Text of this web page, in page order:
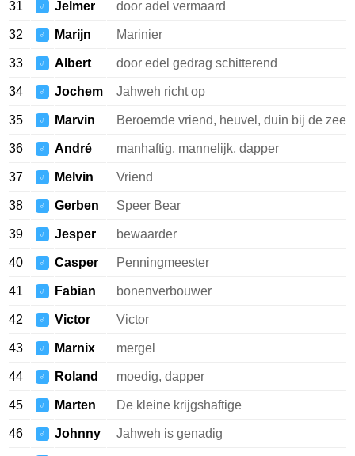
31 ♂ Jelmer door adel vermaard
32 ♂ Marijn Marinier
33 ♂ Albert door edel gedrag schitterend
34 ♂ Jochem Jahweh richt op
35 ♂ Marvin Beroemde vriend, heuvel, duin bij de zee
36 ♂ André manhaftig, mannelijk, dapper
37 ♂ Melvin Vriend
38 ♂ Gerben Speer Bear
39 ♂ Jesper bewaarder
40 ♂ Casper Penningmeester
41 ♂ Fabian bonenverbouwer
42 ♂ Victor Victor
43 ♂ Marnix mergel
44 ♂ Roland moedig, dapper
45 ♂ Marten De kleine krijgshaftige
46 ♂ Johnny Jahweh is genadig